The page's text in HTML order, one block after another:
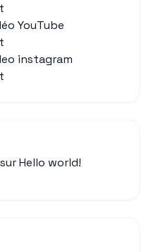
YouTube
instagram
surHello world!